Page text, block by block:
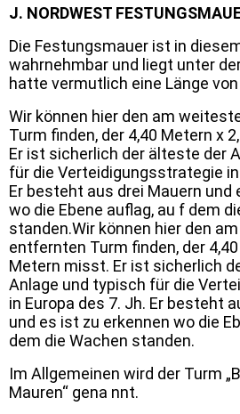
J. NORDWEST
Die Festungsmauer ist in
wahrnehmbar und liegt unter
hatte vermutlich eine Länge
Wir können hier den am
Turm finden, der 4,40 Metern x
Er ist sicherlich der älteste der
für die Verteidigungsstrategie in
Er besteht aus drei Mauern und
wo die Ebene auflag, au f dem
standen.Wir können hier den
entfernten Turm finden, der
Metern misst. Er ist sicherlich
Anlage und typisch für die
in Europa des 7. Jh. Er besteht
und es ist zu erkennen wo die
dem die Wachen standen.
Im Allgemeinen wird der Turm
Mauren“ gena nnt.